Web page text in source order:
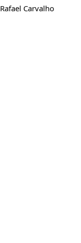
Rafael Carvalho